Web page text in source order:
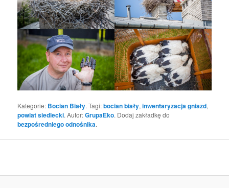
Kategorie: Bocian Biały. Tagi:bocian biały,inwentaryzacja gniazd,
powiat siedlecki. Autor:GrupaEko. Dodaj zakładkę do
bezpośredniego odnośnika.